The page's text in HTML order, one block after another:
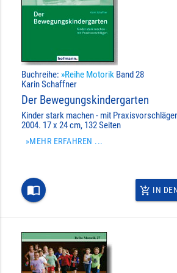
Buchreihe: »Reihe MotorikBand 28
Karin Schaffner
Der Bewegungskindergarten
Kinder stark machen - mit
2004. 17 x 24 cm, 132 Seiten
»MEHR ERFAHREN ...
import_contacts add_shopping_cart IN